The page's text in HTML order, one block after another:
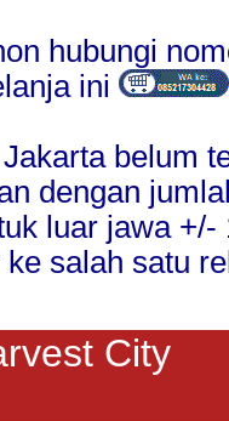
hubungi
ini
belum
dengan
luar jawa
salah satu
City